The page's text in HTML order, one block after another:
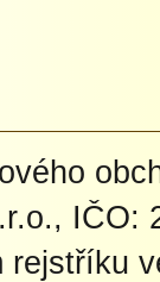
IČO: